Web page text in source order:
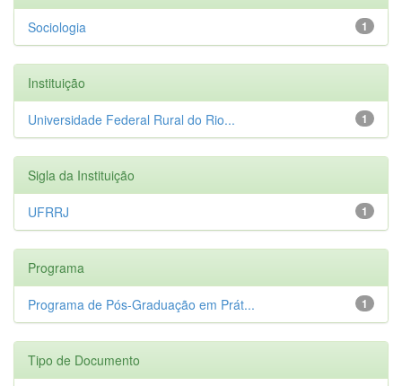
1
Sociologia
Instituição
1
Universidade Federal Rural do Rio...
Sigla da Instituição
1
UFRRJ
Programa
1
Programa de Pós-Graduação em Prát...
Tipo de Documento